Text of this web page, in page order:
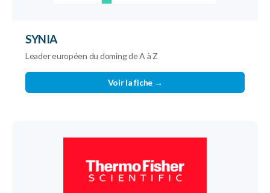
SYNIA
Leader européen du doming de A à Z
Voir la fiche →